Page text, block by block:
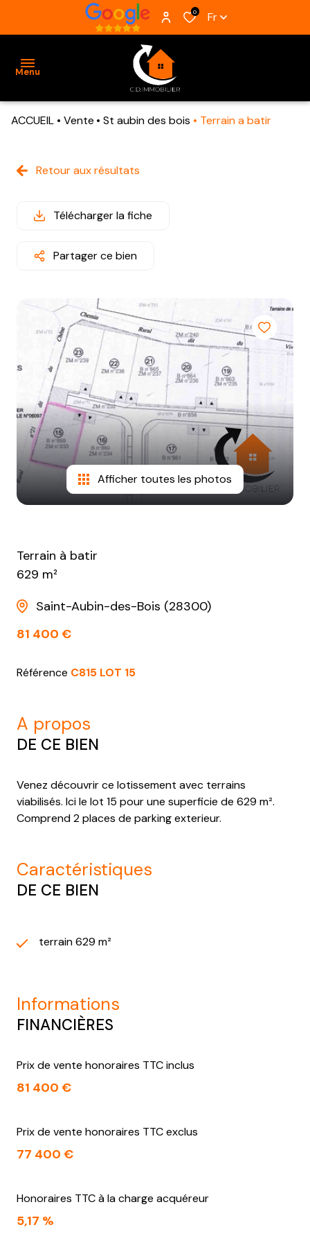
0 Fr
Menu
VENTES
VENDUS
NOTRE
AGENCE
CONTACT
ACCUEIL Vente St aubin des bois Terrain a batir
Retour aux résultats
Télécharger la fiche
Partager ce bien
Afficher toutes les photos
Terrain à batir
629 m²
Saint-Aubin-des-Bois (28300)
81 400 €
Référence C815 LOT 15
a propos
DE CE BIEN
Venez découvrir ce lotissement avec terrains
viabilisés. Ici le lot 15 pour une superficie de 629 m².
Comprend 2 places de parking exterieur.
caractéristiques
DE CE BIEN
terrain 629 m²
informations
FINANCIÈRES
Prix de vente honoraires TTC inclus
81 400 €
Prix de vente honoraires TTC exclus
77 400 €
Honoraires TTC à la charge acquéreur
5,17 %